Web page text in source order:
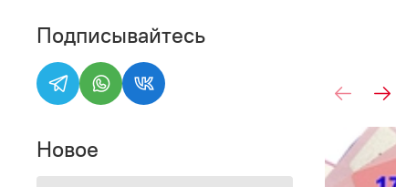
Подписывайтесь
Новое